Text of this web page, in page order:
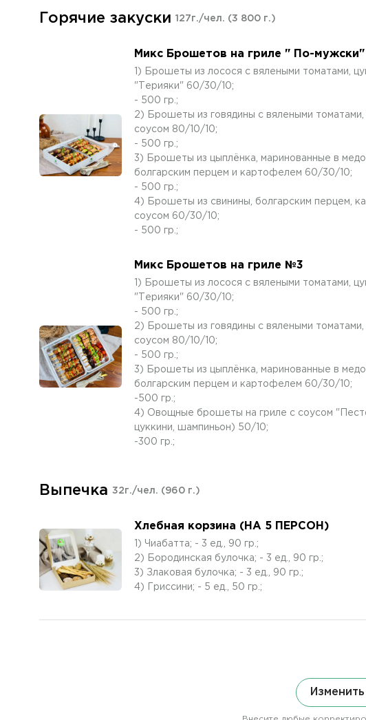
Горячие закуски 127г./чел. (3 800 г.)
Микс Брошетов на гриле " По-мужски"
1) Брошеты из лосося с вялеными томатами,
"Терияки" 60/30/10;
- 500 гр.;
2) Брошеты из говядины с вялеными
соусом 80/10/10;
- 500 гр.;
3) Брошеты из цыплёнка, маринованные в
болгарским перцем и картофелем 60/30/10;
- 500 гр.;
4) Брошеты из свинины, болгарским перцем,
соусом 60/30/10;
- 500 гр.;
Микс Брошетов на гриле №3
1) Брошеты из лосося с вялеными томатами,
"Терияки" 60/30/10;
- 500 гр.;
2) Брошеты из говядины с вялеными
соусом 80/10/10;
- 500 гр.;
3) Брошеты из цыплёнка, маринованные в
болгарским перцем и картофелем 60/30/10;
-500 гр.;
4) Овощные брошеты на гриле с соусом
цуккини, шампиньон) 50/10;
-300 гр.;
Выпечка 32г./чел. (960 г.)
Хлебная корзина (НА 5 ПЕРСОН)
1) Чиабатта; - 3 ед., 90 гр.;
2) Бородинская булочка; - 3 ед., 90 гр.;
3) Злаковая булочка; - 3 ед., 90 гр.;
4) Гриссини; - 5 ед., 50 гр.;